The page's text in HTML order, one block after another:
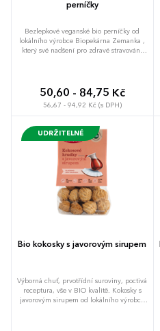
perníčky
Bezlepkové veganské bio perníčky od
lokálního výrobce Biopekárna Zemanka ,
který své nadšení pro zdravé stravování
Skvělá chuť, kvalitní suroviny, poctivá
receptura, to vše v BIO kvalitě. Od 100 ks
navíc s množností vlastní etikety na
dávat, ale i dostávat.
50,60 - 84,75 Kč
56,67 - 94,92 Kč (s DPH)
UDRŽITELNÉ
Bio kokosky s javorovým sirupem
Výborná chuť, prvotřídní suroviny, poctivá
receptura, vše v BIO kvalitě. Kokosky s
javorovým sirupem od lokálního výrobce